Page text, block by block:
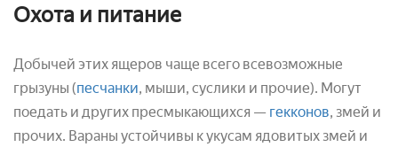
Охота и питание
Добычей этих ящеров чаще всего всевозможные
грызуны (песчанки, мыши, суслики и прочие). Могут
поедать и других пресмыкающихся — гекконов, змей и
прочих. Вараны устойчивы к укусам ядовитых змей и